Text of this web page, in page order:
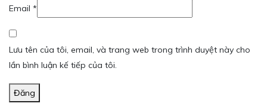
Email *
Lưu tên của tôi, email, và trang web trong trình duyệt này cho
lần bình luận kế tiếp của tôi.
Đăng